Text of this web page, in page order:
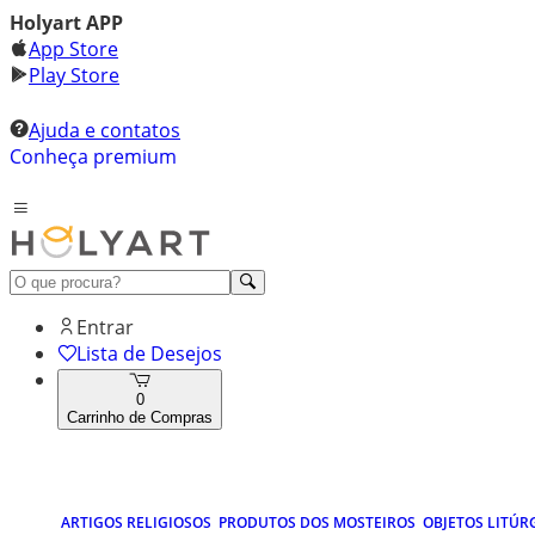
Holyart APP
App Store
Play Store
Ajuda e contatos
Conheça premium
Entrar
Lista de Desejos
0
Carrinho de Compras
ARTIGOS RELIGIOSOS PRODUTOS DOS MOSTEIROS OBJETOS